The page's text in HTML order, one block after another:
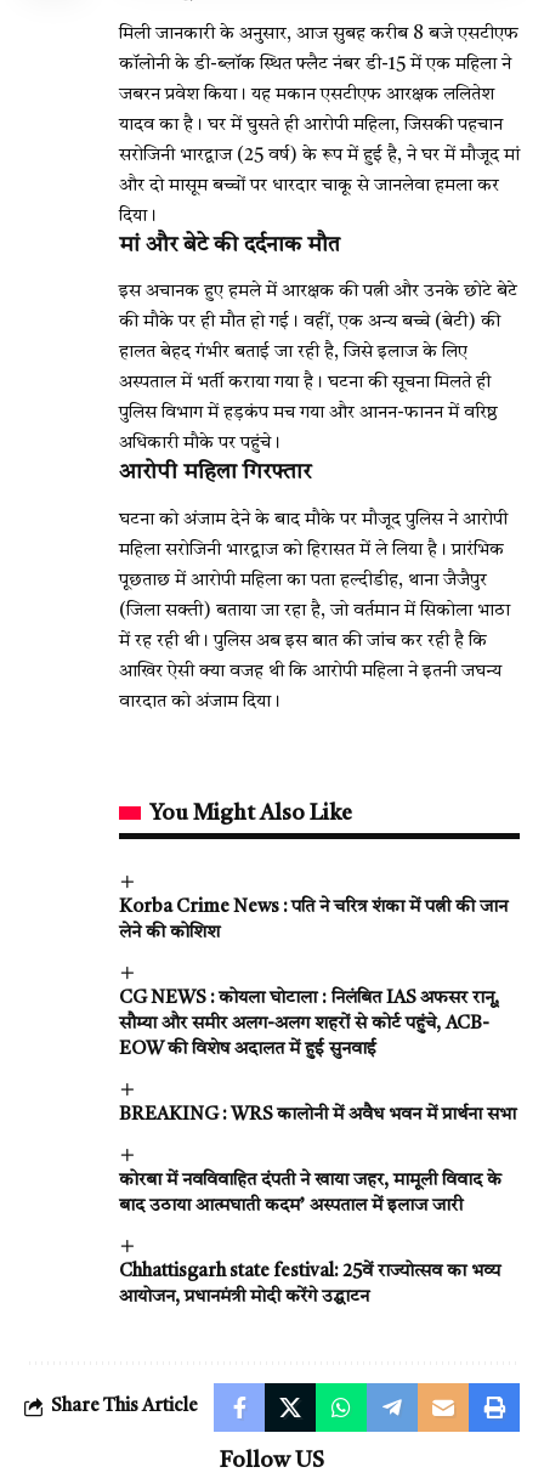
मिली जानकारी के अनुसार, आज सुबह करीब 8 बजे एसटीएफ
कॉलोनी के डी-ब्लॉक स्थित फ्लैट नंबर डी-15 में एक महिला ने
जबरन प्रवेश किया। यह मकान एसटीएफ आरक्षक ललितेश
यादव का है। घर में घुसते ही आरोपी महिला, जिसकी पहचान
सरोजिनी भारद्वाज (25 वर्ष) के रूप में हुई है, ने घर में मौजूद मां
और दो मासूम बच्चों पर धारदार चाकू से जानलेवा हमला कर
दिया।
मां और बेटे की दर्दनाक मौत
इस अचानक हुए हमले में आरक्षक की पत्नी और उनके छोटे बेटे
की मौके पर ही मौत हो गई। वहीं, एक अन्य बच्चे (बेटी) की
हालत बेहद गंभीर बताई जा रही है, जिसे इलाज के लिए
अस्पताल में भर्ती कराया गया है। घटना की सूचना मिलते ही
पुलिस विभाग में हड़कंप मच गया और आनन-फानन में वरिष्ठ
अधिकारी मौके पर पहुंचे।
आरोपी महिला गिरफ्तार
घटना को अंजाम देने के बाद मौके पर मौजूद पुलिस ने आरोपी
महिला सरोजिनी भारद्वाज को हिरासत में ले लिया है। प्रारंभिक
पूछताछ में आरोपी महिला का पता हल्दीडीह, थाना जैजैपुर
(जिला सक्ती) बताया जा रहा है, जो वर्तमान में सिकोला भाठा
में रह रही थी। पुलिस अब इस बात की जांच कर रही है कि
आखिर ऐसी क्या वजह थी कि आरोपी महिला ने इतनी जघन्य
वारदात को अंजाम दिया।
You Might Also Like
Korba Crime News : पति ने चरित्र शंका में पत्नी की जान
लेने की कोशिश
CG NEWS : कोयला घोटाला : निलंबित IAS अफसर रानू,
सौम्या और समीर अलग-अलग शहरों से कोर्ट पहुंचे, ACB-
EOW की विशेष अदालत में हुई सुनवाई
BREAKING : WRS कालोनी में अवैध भवन में प्रार्थना सभा
कोरबा में नवविवाहित दंपती ने खाया जहर, मामूली विवाद के
बाद उठाया आत्मघाती कदम’ अस्पताल में इलाज जारी
Chhattisgarh state festival: 25वें राज्योत्सव का भव्य
आयोजन, प्रधानमंत्री मोदी करेंगे उद्घाटन
Share This Article
Follow US